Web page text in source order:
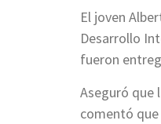
El joven
Desarrollo
fueron
Aseguró que
comentó